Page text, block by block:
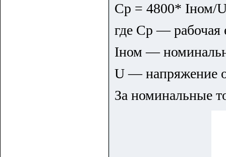
Ср = 4800* Iном/
где Ср — рабочая
Iном —
U — напряжение
За номинальные